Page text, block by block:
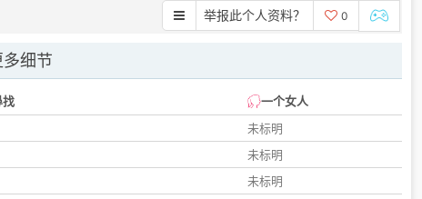
举报此个人资料？ 0
多细节
找
一个女人
未标明
未标明
未标明